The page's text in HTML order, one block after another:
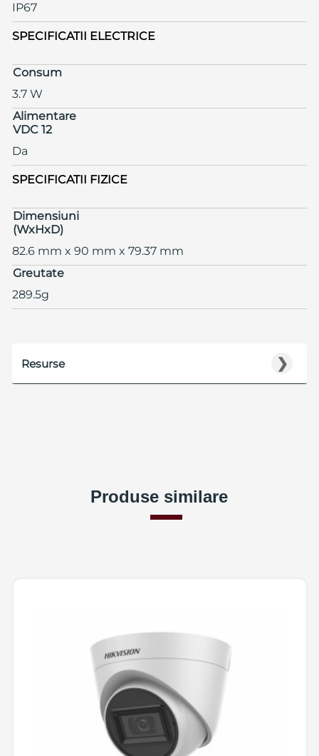
IP67
SPECIFICATII ELECTRICE
Consum
3.7 W
Alimentare
VDC 12
Da
SPECIFICATII FIZICE
Dimensiuni
(WxHxD)
82.6 mm x 90 mm x 79.37 mm
Greutate
289.5g
❯
Resurse
Produse similare